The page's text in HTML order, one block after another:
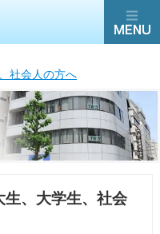
社会人の方へ
、大学生、社会